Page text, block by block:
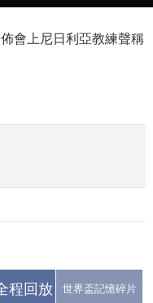
會上尼日利亞教練聲稱
程回放 世界盃記憶碎片